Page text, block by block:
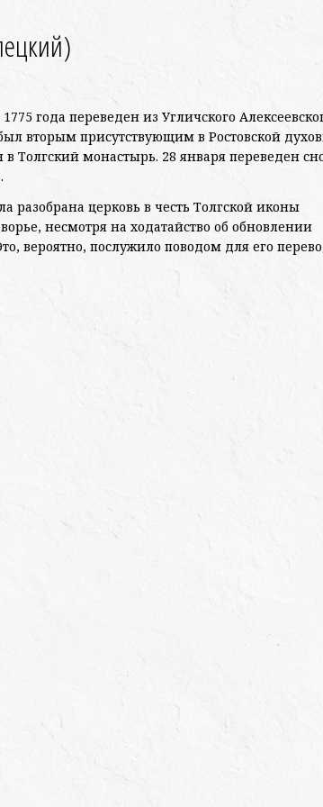
года переведен из Угличского
вторым присутствующим в Ростовской
Толгский монастырь. 28 января переведен
разобрана церковь в честь Толгской иконы
несмотря на ходатайство об обновлении
вероятно, послужило поводом для его